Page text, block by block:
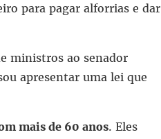
para pagar alforrias e dar
ministros ao senador
apresentar uma lei que
mais de 60 anos. Eles